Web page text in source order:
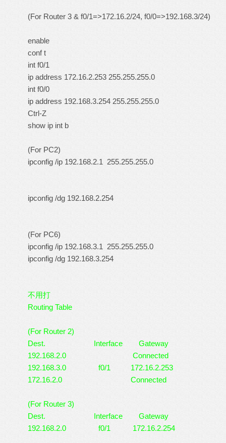
(For Router 3 & f0/1=>172.16.2/24, f0/0=>192.168.3/24)
enable
conf t
int f0/1
ip address 172.16.2.253 255.255.255.0
int f0/0
ip address 192.168.3.254 255.255.255.0
Ctrl-Z
show ip int b
(For PC2)
ipconfig /ip 192.168.2.1 255.255.255.0
ipconfig /dg 192.168.2.254
(For PC6)
ipconfig /ip 192.168.3.1 255.255.255.0
ipconfig /dg 192.168.3.254
不用打
Routing Table
(For Router 2)
Dest. Interface Gateway
192.168.2.0 Connected
192.168.3.0 f0/1 172.16.2.253
172.16.2.0 Connected
(For Router 3)
Dest. Interface Gateway
192.168.2.0 f0/1 172.16.2.254